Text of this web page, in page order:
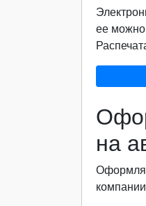
ее можно
на